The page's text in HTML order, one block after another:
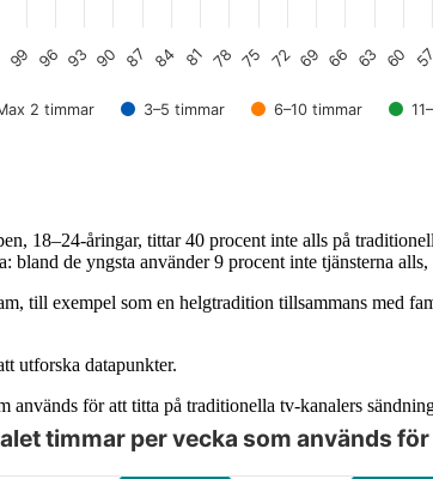
2 timmar 3–5 timmar 6–10 timmar
57
60
63
66
69
72
75
78
81
84
87
90
93
96
99
18–24-åringar, tittar 40 procent inte alls på
de yngsta använder 9 procent inte tjänsterna
till exempel som en helgtradition tillsammans med
utforska datapunkter.
för att titta på traditionella tv-kanalers
och bläddra bland datapunkterna med
timmar per vecka som används